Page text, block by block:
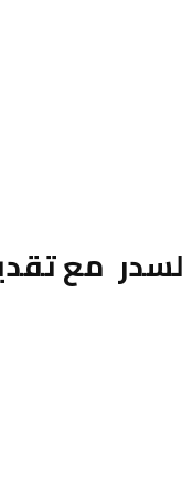
مع